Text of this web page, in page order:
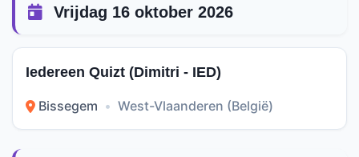
Vrijdag 16 oktober 2026
Iedereen Quizt (Dimitri - IED)
Bissegem • West-Vlaanderen (België)